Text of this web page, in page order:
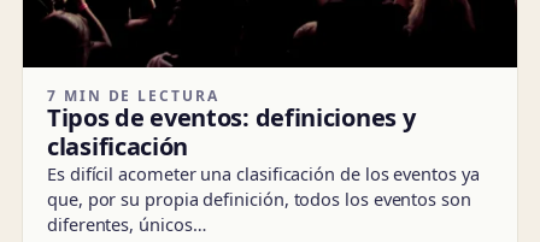
7 MIN DE LECTURA
Tipos de eventos: definiciones y
clasificación
Es difícil acometer una clasificación de los eventos ya
que, por su propia definición, todos los eventos son
diferentes, únicos…